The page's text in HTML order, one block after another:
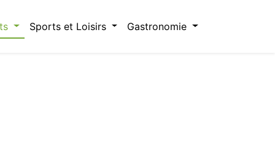
Sports et Loisirs Gastronomie